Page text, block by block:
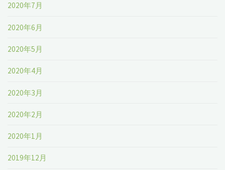
2020年7月
2020年6月
2020年5月
2020年4月
2020年3月
2020年2月
2020年1月
2019年12月